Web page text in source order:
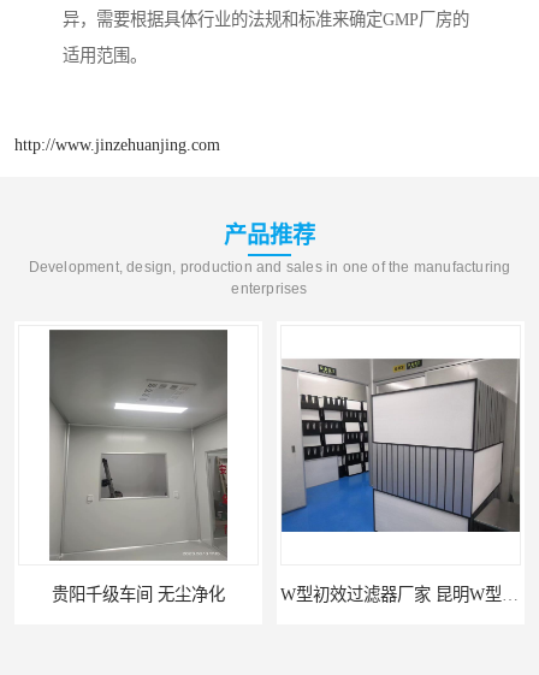
异，需要根据具体行业的法规和标准来确定GMP厂房的
适用范围。
http://www.jinzehuanjing.com
产品推荐
Development, design, production and sales in one of the manufacturing
enterprises
贵阳千级车间 无尘净化